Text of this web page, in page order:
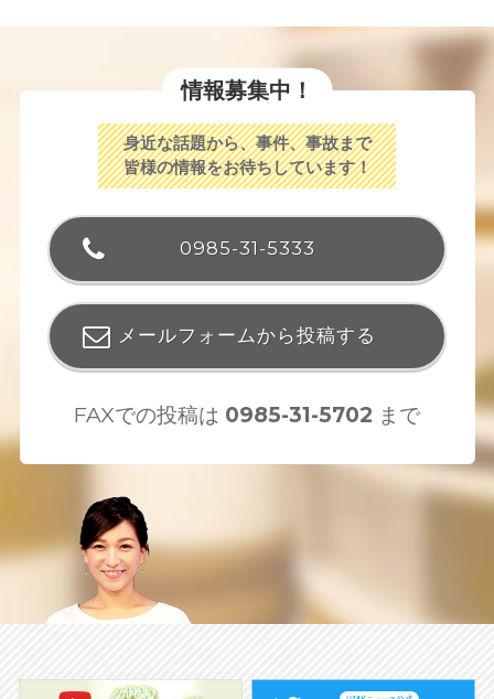
情報募集中！
身近な話題から、事件、事故まで
皆様の情報をお待ちしています！
0985-31-5333
メールフォームから投稿する
FAXでの投稿は 0985-31-5702 まで